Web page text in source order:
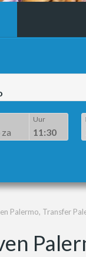
za
Uur
11:30
Palermo, Transfer